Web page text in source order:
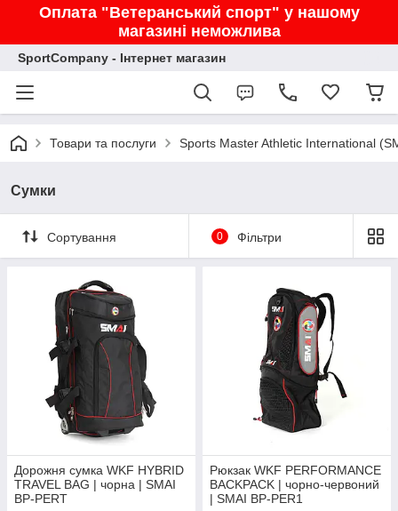
Оплата "Ветеранський спорт" у нашому
магазині неможлива
SportCompany - Інтернет магазин
Товари та послуги Sports Master Athletic International
Сумки
Сортування 0 Фільтри
Дорожня сумка WKF HYBRID
TRAVEL BAG | чорна | SMAI
BP-PERT
Рюкзак WKF PERFORMANCE
BACKPACK | чорно-червоний
| SMAI BP-PER1